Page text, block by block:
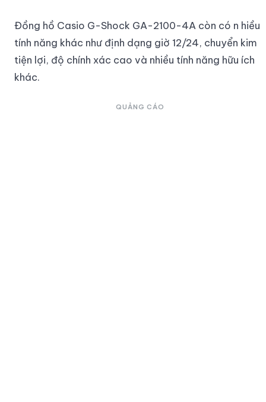
Đồng hồ Casio G-Shock GA-2100-4A còn có n hiều
tính năng khác như định dạng giờ 12/24, chuyển kim
tiện lợi, độ chính xác cao và nhiều tính năng hữu ích
khác.
QUẢNG CÁO